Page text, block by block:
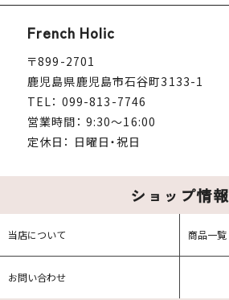
French Holic
〒899-2701
鹿児島県鹿児島市石谷町3133-1
TEL： 099-813-7746
営業時間： 9:30～16:00
定休日： 日曜日・祝日
ショップ情報
当店について 商品一覧
お問い合わせ